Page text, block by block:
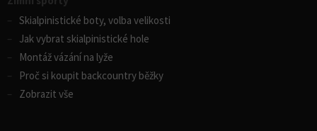
Skialpinistické boty, volba velikosti
Jak vybrat skialpinistické hole
Montáž vázání na lyže
Proč si koupit backcountry běžky
Zobrazit vše